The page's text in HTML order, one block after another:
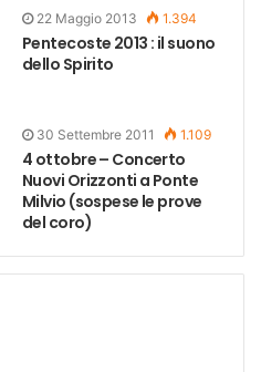
22 Maggio 2013 1.394
Pentecoste 2013 : il suono
dello Spirito
30 Settembre 2011 1.109
4 ottobre – Concerto
Nuovi Orizzonti a Ponte
Milvio (sospese le prove
del coro)